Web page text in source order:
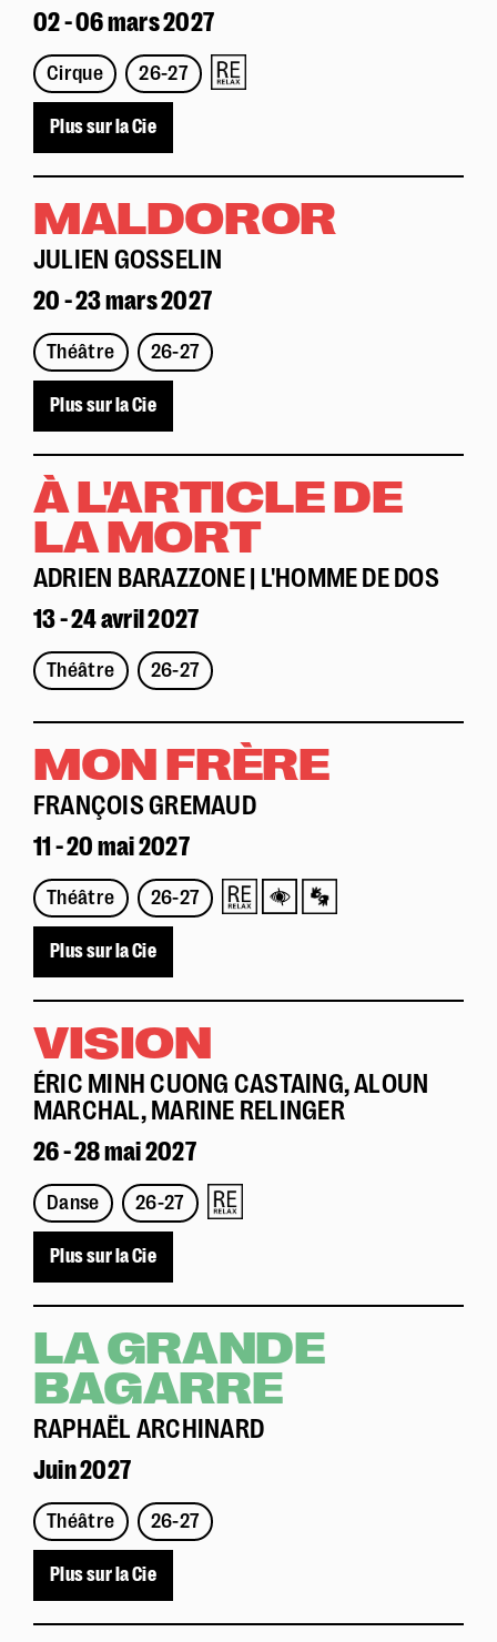
Police dyslexie :non
Taille du texte :
Contrastes :
02 - 06 mars 2027
Cirque 26-27
Plus sur la Cie
MALDOROR
JULIEN GOSSELIN
20 - 23 mars 2027
Théâtre 26-27
Plus sur la Cie
À L'ARTICLE DE
LA MORT
ADRIEN BARAZZONE | L'HOMME DE DOS
13 - 24 avril 2027
Théâtre 26-27
MON FRÈRE
FRANÇOIS GREMAUD
11 - 20 mai 2027
Théâtre 26-27
Plus sur la Cie
VISION
ÉRIC MINH CUONG CASTAING, ALOUN
MARCHAL, MARINE RELINGER
26 - 28 mai 2027
Danse 26-27
Plus sur la Cie
LA GRANDE
BAGARRE
RAPHAËL ARCHINARD
Juin 2027
Théâtre 26-27
Plus sur la Cie